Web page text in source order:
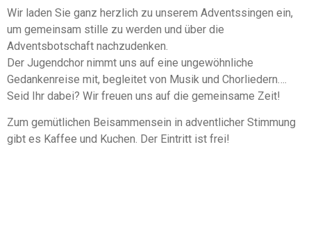
Wir laden Sie ganz herzlich zu unserem Adventssingen ein,
um gemeinsam stille zu werden und über die
Adventsbotschaft nachzudenken.
Der Jugendchor nimmt uns auf eine ungewöhnliche
Gedankenreise mit, begleitet von Musik und Chorliedern….
Seid Ihr dabei? Wir freuen uns auf die gemeinsame Zeit!
Zum gemütlichen Beisammensein in adventlicher Stimmung
gibt es Kaffee und Kuchen. Der Eintritt ist frei!